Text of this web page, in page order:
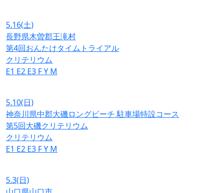
5.16(土)
長野県木曽郡王滝村
第4回おんたけタイムトライアル
クリテリウム
E1 E2 E3 FY M
5.10(日)
神奈川県中郡大磯ロングビーチ 駐車場特設コース
第5回大磯クリテリウム
クリテリウム
E1 E2 E3 FY M
5.3(日)